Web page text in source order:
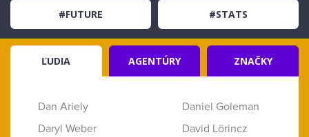
#FUTURE #STATS
ĽUDIA AGENTÚRY ZNAČKY
Dan Ariely
Daniel Goleman
Daryl Weber
David Lörincz